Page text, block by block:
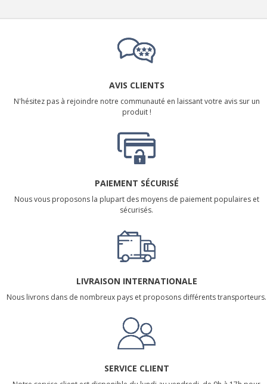
AVIS CLIENTS
N'hésitez pas à rejoindre notre communauté en laissant votre avis sur un
produit !
PAIEMENT SÉCURISÉ
Nous vous proposons la plupart des moyens de paiement populaires et
sécurisés.
LIVRAISON INTERNATIONALE
Nous livrons dans de nombreux pays et proposons différents transporteurs.
SERVICE CLIENT